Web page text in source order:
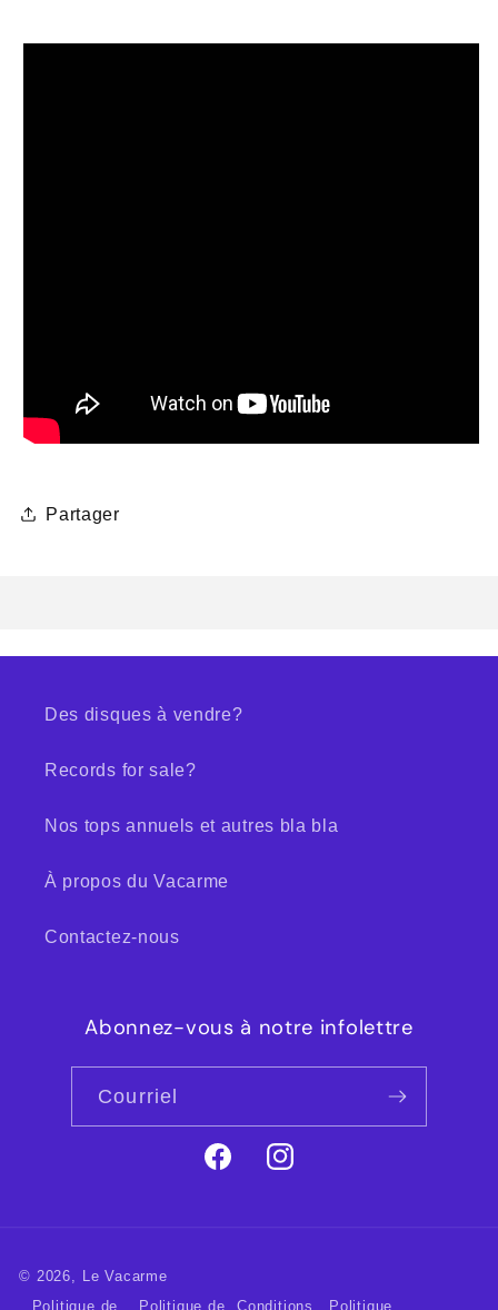
Partager
Des disques à vendre?
Records for sale?
Nos tops annuels et autres bla bla
À propos du Vacarme
Contactez-nous
Abonnez-vous à notre infolettre
Courriel
FacebookInstagram
© 2026,
Le Vacarme
Politique de
Politique de Conditions Politique